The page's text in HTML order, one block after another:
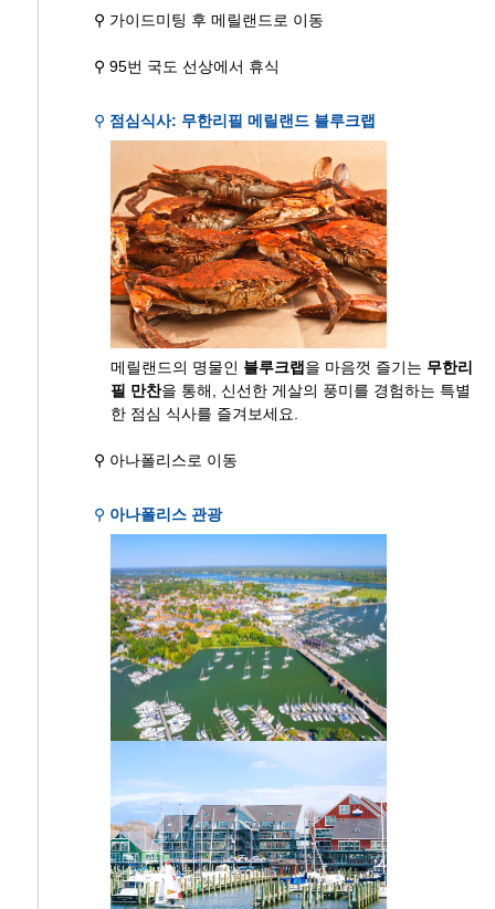
⚲ 가이드미팅 후 메릴랜드로 이동
⚲ 95번 국도 선상에서 휴식
⚲ 점심식사: 무한리필 메릴랜드 블루크랩
메릴랜드의 명물인 블루크랩을 마음껏 즐기는 무한리
필 만찬을 통해, 신선한 게살의 풍미를 경험하는 특별
한 점심 식사를 즐겨보세요.
⚲ 아나폴리스로 이동
⚲ 아나폴리스 관광